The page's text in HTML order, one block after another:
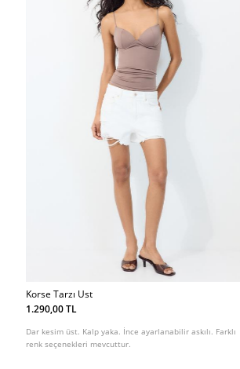
Korse Tarzı Ust
1.290,00 TL
Dar kesim üst. Kalp yaka. İnce ayarlanabilir askılı. Farklı
renk seçenekleri mevcuttur.